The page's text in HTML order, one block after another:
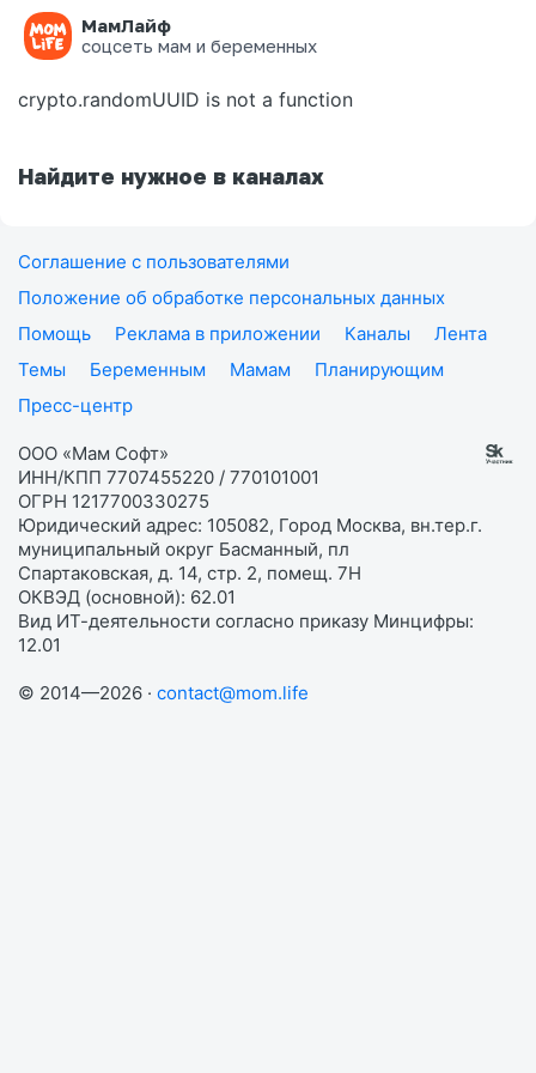
МамЛайф
соцсеть мам и беременных
Ошибка на странице
crypto.randomUUID is not a function
Найдите нужное в каналах
Соглашение с пользователями
Положение об обработке персональных данных
Помощь
Реклама в приложении Каналы
Лента
Темы
Беременным Мамам
Планирующим
Пресс-центр
ООО «Мам Софт»
ИНН/КПП 7707455220 / 770101001
ОГРН 1217700330275
Юридический адрес: 105082, Город Москва, вн.тер.г.
муниципальный округ Басманный, пл
Спартаковская, д. 14, стр. 2, помещ. 7Н
ОКВЭД (основной): 62.01
Вид ИТ-деятельности согласно приказу Минцифры:
12.01
© 2014—2026 · contact@mom.life